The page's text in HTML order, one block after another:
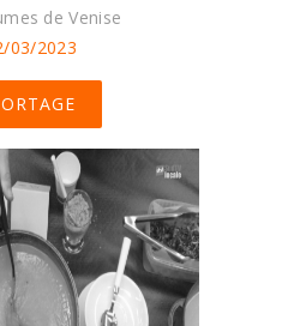
de Venise
03/2023